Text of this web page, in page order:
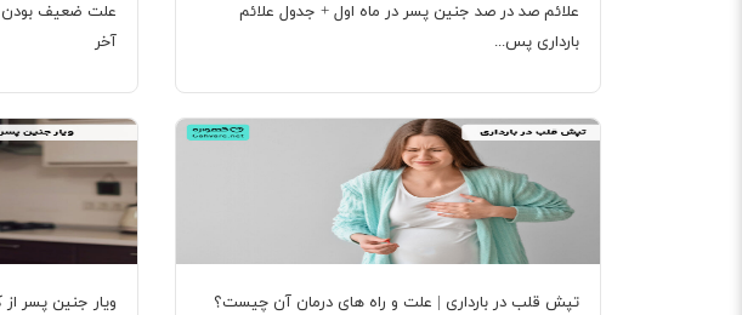
علت ضعیف بودن
آخر
علائم صد در صد جنین پسر در ماه اول + جدول علائم
بارداری پس...
ویار جنین پسر
تپش قلب در بارداری | علت و راه های درمان آن چیست؟